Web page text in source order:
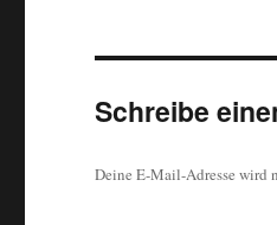
Schreibe
Deine E-Mail-Adresse